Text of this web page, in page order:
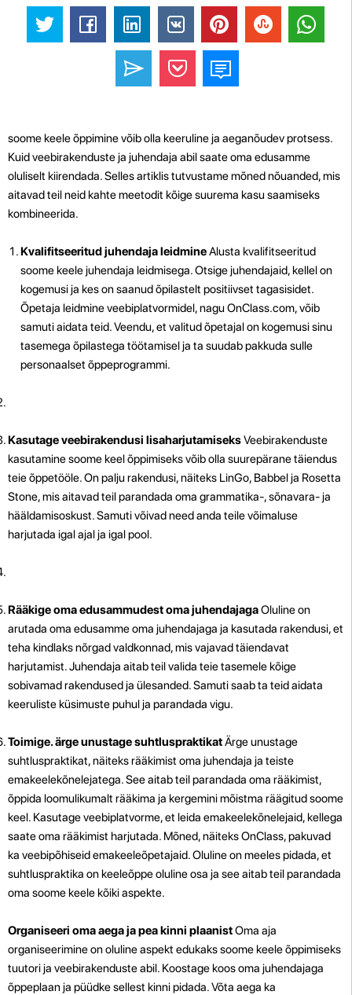
soome keele õppimine võib olla keeruline ja aeganõudev protsess.
Kuid veebirakenduste ja juhendaja abil saate oma edusamme
oluliselt kiirendada. Selles artiklis tutvustame mõned nõuanded, mis
aitavad teil neid kahte meetodit kõige suurema kasu saamiseks
kombineerida.
Kvalifitseeritud juhendaja leidmineAlusta kvalifitseeritud
soome keele juhendaja leidmisega. Otsige juhendajaid, kellel on
kogemusi ja kes on saanud õpilastelt positiivset tagasisidet.
Õpetaja leidmine veebiplatvormidel, nagu OnClass.com, võib
samuti aidata teid. Veendu, et valitud õpetajal on kogemusi sinu
tasemega õpilastega töötamisel ja ta suudab pakkuda sulle
personaalset õppeprogrammi.
Kasutage veebirakendusi lisaharjutamiseksVeebirakenduste
kasutamine soome keel õppimiseks võib olla suurepärane täiendus
teie õppetööle. On palju rakendusi, näiteks LinGo, Babbel ja Rosetta
Stone, mis aitavad teil parandada oma grammatika-, sõnavara- ja
hääldamisoskust. Samuti võivad need anda teile võimaluse
harjutada igal ajal ja igal pool.
Rääkige oma edusammudest oma juhendajagaOluline on
arutada oma edusamme oma juhendajaga ja kasutada rakendusi, et
teha kindlaks nõrgad valdkonnad, mis vajavad täiendavat
harjutamist. Juhendaja aitab teil valida teie tasemele kõige
sobivamad rakendused ja ülesanded. Samuti saab ta teid aidata
keeruliste küsimuste puhul ja parandada vigu.
Toimige. ärge unustage suhtluspraktikatÄrge unustage
suhtluspraktikat, näiteks rääkimist oma juhendaja ja teiste
emakeelekõnelejatega. See aitab teil parandada oma rääkimist,
õppida loomulikumalt rääkima ja kergemini mõistma räägitud soome
keel. Kasutage veebiplatvorme, et leida emakeelekõnelejaid, kellega
saate oma rääkimist harjutada. Mõned, näiteks OnClass, pakuvad
ka veebipõhiseid emakeeleõpetajaid. Oluline on meeles pidada, et
suhtluspraktika on keeleõppe oluline osa ja see aitab teil parandada
oma soome keele kõiki aspekte.
Organiseeri oma aega ja pea kinni plaanistOma aja
organiseerimine on oluline aspekt edukaks soome keele õppimiseks
tuutori ja veebirakenduste abil. Koostage koos oma juhendajaga
õppeplaan ja püüdke sellest kinni pidada. Võta aega ka